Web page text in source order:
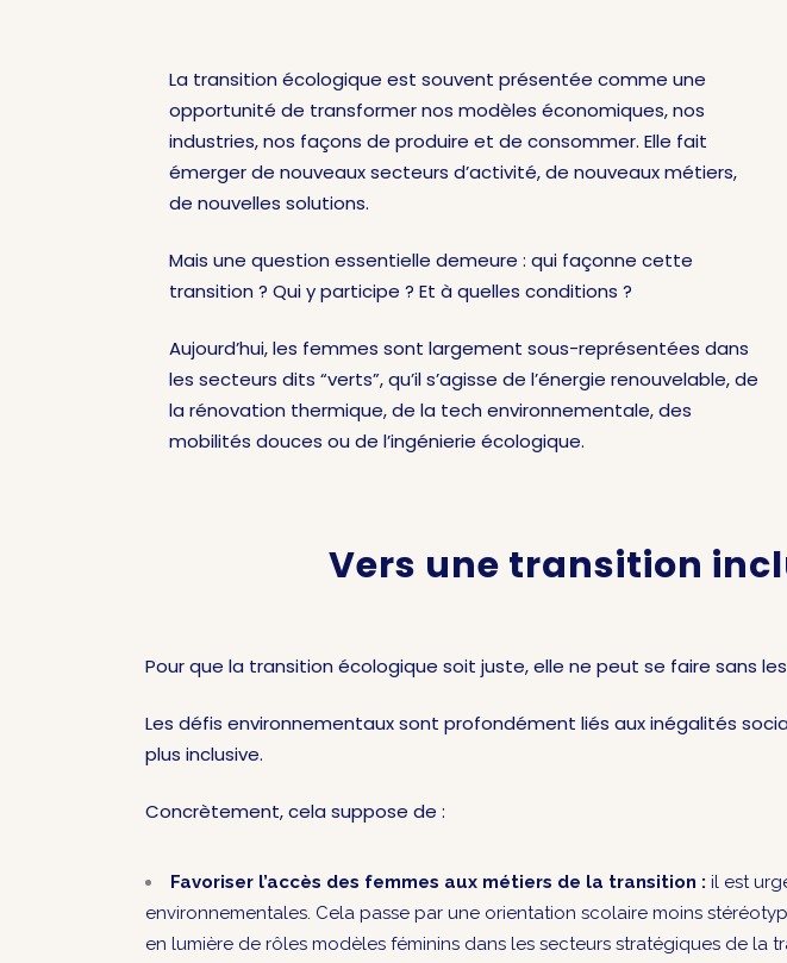
La transition écologique est souvent présentée comme une
opportunité de transformer nos modèles économiques, nos
industries, nos façons de produire et de consommer. Elle fait
émerger de nouveaux secteurs d’activité, de nouveaux métiers,
de nouvelles solutions.
Mais une question essentielle demeure : qui façonne cette
transition ? Qui y participe ? Et à quelles conditions ?
Aujourd’hui, les femmes sont largement sous-représentées dans
les secteurs dits “verts”, qu’il s’agisse de l’énergie renouvelable, de
la rénovation thermique, de la tech environnementale, des
mobilités douces ou de l’ingénierie écologique.
Vers une transition
Pour que la transition écologique soit juste, elle ne peut se faire sans
Les défis environnementaux sont profondément liés aux inégalités
plus inclusive.
Concrètement, cela suppose de :
Favoriser l’accès des femmes aux métiers de la transition : il est
environnementales. Cela passe par une orientation scolaire moins
en lumière de rôles modèles féminins dans les secteurs stratégiques de la